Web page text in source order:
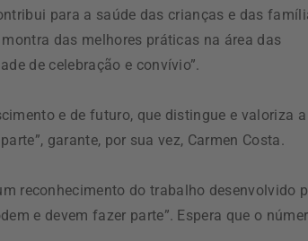
para a saúde das crianças e das
das melhores práticas na área das
de celebração e convívio”.
e de futuro, que distingue e valoriza a
garante, por sua vez, Carmen Costa.
reconhecimento do trabalho desenvolvido
e devem fazer parte”. Espera que o